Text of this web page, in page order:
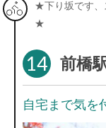
★下り坂です、
★
14 前橋
自宅まで気を